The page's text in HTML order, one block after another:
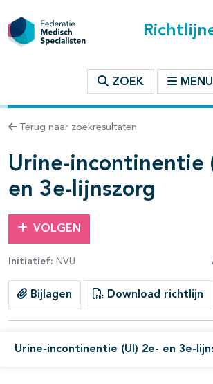
ZOEK MENU
Terug naar zoekresultaten
Urine-incontinentie
en 3e-lijnszorg
VOLGEN
Initiatief: NVU
Bijlagen Download richtlijn
Urine-incontinentie (UI) 2e- en 3e-
binnen deze richtlijn
open- en dichtklappen
open- en dichtklappen
open- en dichtklappen